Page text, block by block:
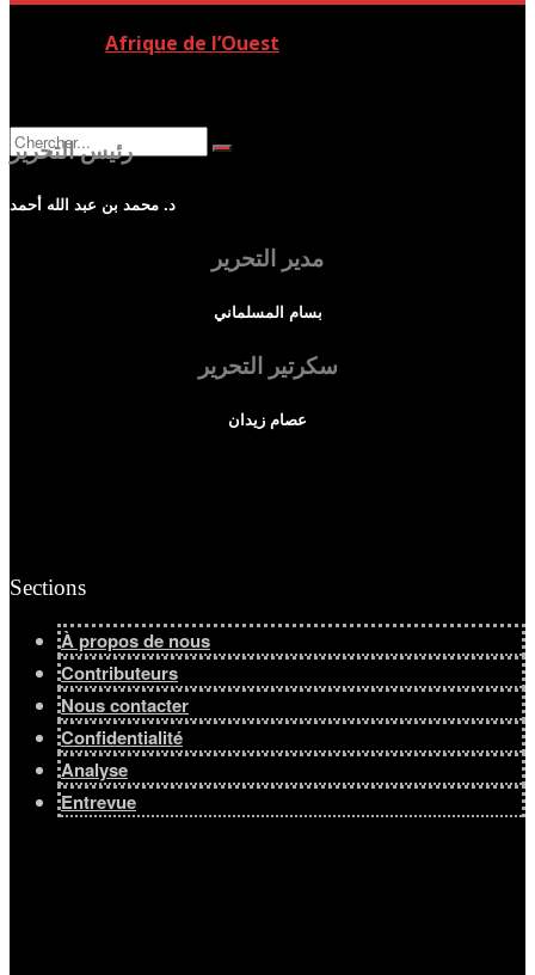
Afrique de l’Ouest
Pas de résultat
Afficher tous les résultats
رئيس التحرير
د. محمد بن عبد الله أحمد
مدير التحرير
بسام المسلماني
سكرتير التحرير
عصام زيدان
Sections
À propos de nous
Contributeurs
Nous contacter
Confidentialité
Analyse
Entrevue